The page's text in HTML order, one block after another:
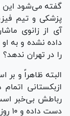
گفته می‌شود این
پزشکی و تیم
آی از زانوی
داده نشده و به
را در تهران ندهد؟
البته ظاهراً و
ازبکستانی
رباطش بی‌خبر
دست داده و ۱۰ روز دیگر بازمی‌گردد.